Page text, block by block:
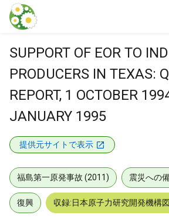
本文に飛ぶ
SUPPORT OF EOR TO
PRODUCERS IN TEXAS:
REPORT, 1 OCTOBER
JANUARY 1995
提供元サイトで表示
福島第一原発事故 (2011) 震災への
復興 収録:日本原子力研究開発機構